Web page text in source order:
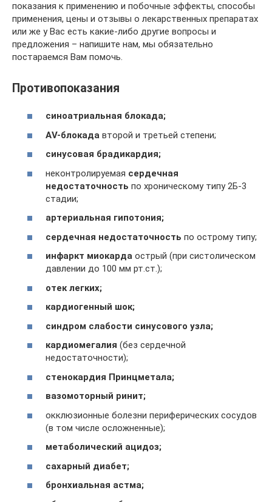
показания к применению и побочные эффекты, способы
применения, цены и отзывы о лекарственных препаратах
или же у Вас есть какие-либо другие вопросы и
предложения – напишите нам, мы обязательно
постараемся Вам помочь.
Противопоказания
синоатриальная блокада;
АV-блокада второй и третьей степени;
синусовая брадикардия;
неконтролируемая сердечная
недостаточность по хроническому типу 2Б-3
стадии;
артериальная гипотония;
сердечная недостаточность по острому типу;
инфаркт миокарда острый (при систолическом
давлении до 100 мм рт.ст.);
отек легких;
кардиогенный шок;
синдром слабости синусового узла;
кардиомегалия (без сердечной
недостаточности);
стенокардия Принцметала;
вазомоторный ринит;
окклюзионные болезни периферических сосудов
(в том числе осложненные);
метаболический ацидоз;
сахарный диабет;
бронхиальная астма;